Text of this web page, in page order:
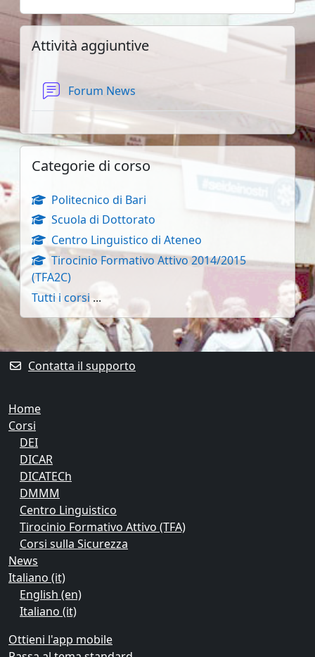
Blocchi
Salta Attività aggiuntive
Attività aggiuntive
Forum News
Salta Categorie di corso
Categorie di corso
Politecnico di Bari
Scuola di Dottorato
Centro Linguistico di Ateneo
Tirocinio Formativo Attivo 2014/2015
(TFA2C)
Tutti i corsi ...
Blocchi supplementari
Contatta il supporto
Home
Corsi
DEI
DICAR
DICATECh
DMMM
Centro Linguistico
Tirocinio Formativo Attivo (TFA)
Corsi sulla Sicurezza
News
Italiano ‎(it)‎
English ‎(en)‎
Italiano ‎(it)‎
Ottieni l'app mobile